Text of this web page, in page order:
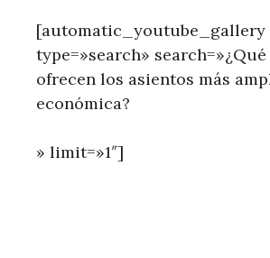
[automatic_youtube_gallery
type=»search»
ofrecen los asientos más
económica?
» limit=»1″]